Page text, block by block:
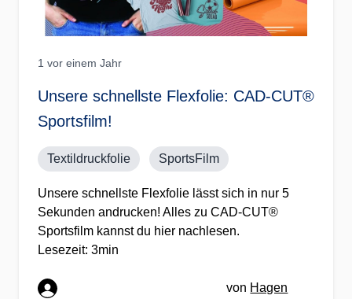
1 vor einem Jahr
Unsere schnellste Flexfolie: CAD-CUT®
Sportsfilm!
Textildruckfolie SportsFilm
Unsere schnellste Flexfolie lässt sich in nur 5
Sekunden andrucken! Alles zu CAD-CUT®
Sportsfilm kannst du hier nachlesen.
Lesezeit: 3min
von Hagen